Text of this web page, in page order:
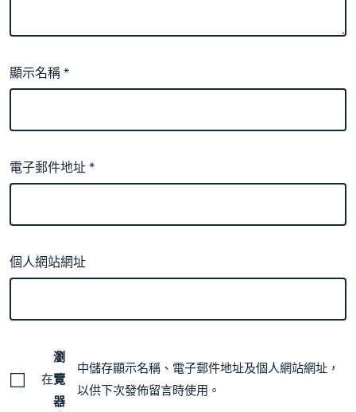
顯示名稱*
電子郵件地址*
個人網站網址
在
瀏
覽
器
中儲存顯示名稱、電子郵件地址及個人網站網址，
以供下次發佈留言時使用。